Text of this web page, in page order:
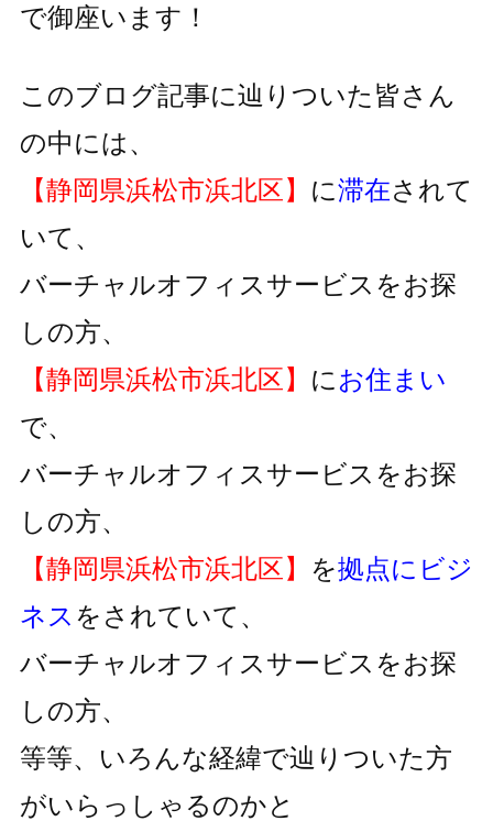
で御座います！
このブログ記事に辿りついた皆さん
の中には、
【静岡県浜松市浜北区】 に滞在されて
いて、
バーチャルオフィスサービスをお探
しの方、
【静岡県浜松市浜北区】 に お住まい
で、
バーチャルオフィスサービスをお探
しの方、
【静岡県浜松市浜北区】 を拠点にビジ
ネス をされていて、
バーチャルオフィスサービスをお探
しの方、
等等、いろんな経緯で辿りついた方
がいらっしゃるのかと